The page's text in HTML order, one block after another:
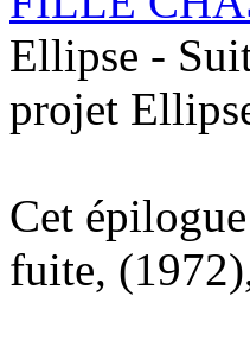
Ellipse -
projet
Cet
fuite,